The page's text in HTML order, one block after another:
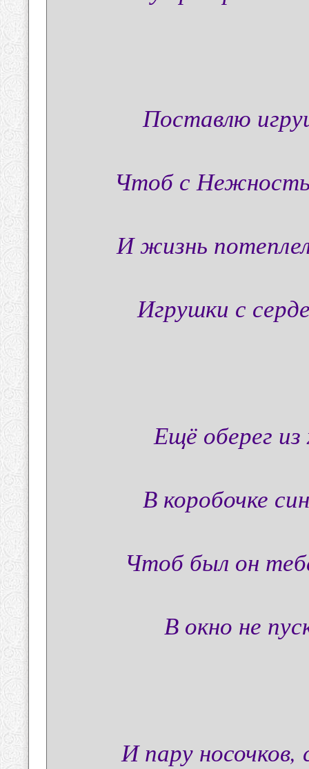
Поставлю
Чтоб с
И жизнь
Игрушки с
Ещё оберег из
В коробочке
Чтоб был он
В окно не
И пару носочков,